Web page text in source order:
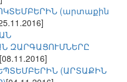
(արտաքին
ԶԱՐԳԱՑՈՒՄՆԵՐԸ
[08.11.2016]
(ԱՐՏԱՔԻՆ